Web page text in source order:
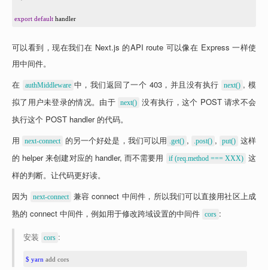
export default handler
可以看到，现在我们在 Next.js 的API route 可以像在 Express 一样使
用中间件。
在
authMiddleware 中，我们返回了一个 403，并且没有执行 next() , 模
拟了用户未登录的情况。由于 next() 没有执行，这个 POST 请求不会
执行这个 POST handler 的代码。
用
next-connect 的另一个好处是，我们可以用 .get() , .post() , put() 这样
的 helper 来创建对应的 handler, 而不需要用
if (req.method === XXX) 这
样的判断。让代码更好读。
因为
next-connect 兼容 connect 中间件，所以我们可以直接用社区上成
熟的 connect 中间件，例如用于修改跨域设置的中间件 cors :
安装 cors :
$ yarn add cors